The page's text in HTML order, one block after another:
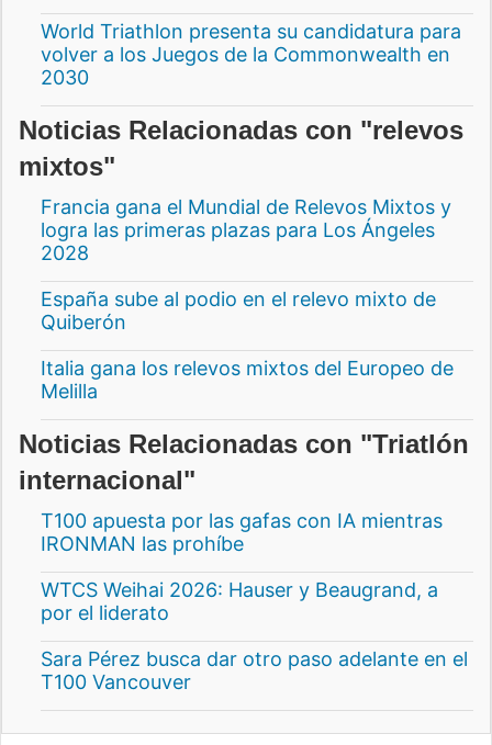
World Triathlon presenta su candidatura para
volver a los Juegos de la Commonwealth en
2030
Noticias Relacionadas con "relevos
mixtos"
Francia gana el Mundial de Relevos Mixtos y
logra las primeras plazas para Los Ángeles
2028
España sube al podio en el relevo mixto de
Quiberón
Italia gana los relevos mixtos del Europeo de
Melilla
Noticias Relacionadas con "Triatlón
internacional"
T100 apuesta por las gafas con IA mientras
IRONMAN las prohíbe
WTCS Weihai 2026: Hauser y Beaugrand, a
por el liderato
Sara Pérez busca dar otro paso adelante en el
T100 Vancouver